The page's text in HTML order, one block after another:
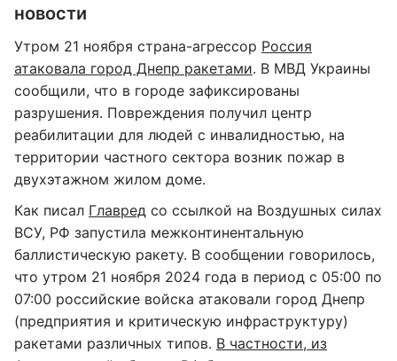
новости
Утром 21 ноября страна-агрессор Россия
атаковала город Днепр ракетами. В МВД Украины
сообщили, что в городе зафиксированы
разрушения. Повреждения получил центр
реабилитации для людей с инвалидностью, на
территории частного сектора возник пожар в
двухэтажном жилом доме.
Как писал Главред со ссылкой на Воздушных силах
ВСУ, РФ запустила межконтинентальную
баллистическую ракету. В сообщении говорилось,
что утром 21 ноября 2024 года в период с 05:00 по
07:00 российские войска атаковали город Днепр
(предприятия и критическую инфраструктуру)
ракетами различных типов. В частности, из